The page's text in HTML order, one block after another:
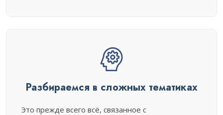
Разбираемся в сложных тематиках
Это прежде всего всё, связанное с